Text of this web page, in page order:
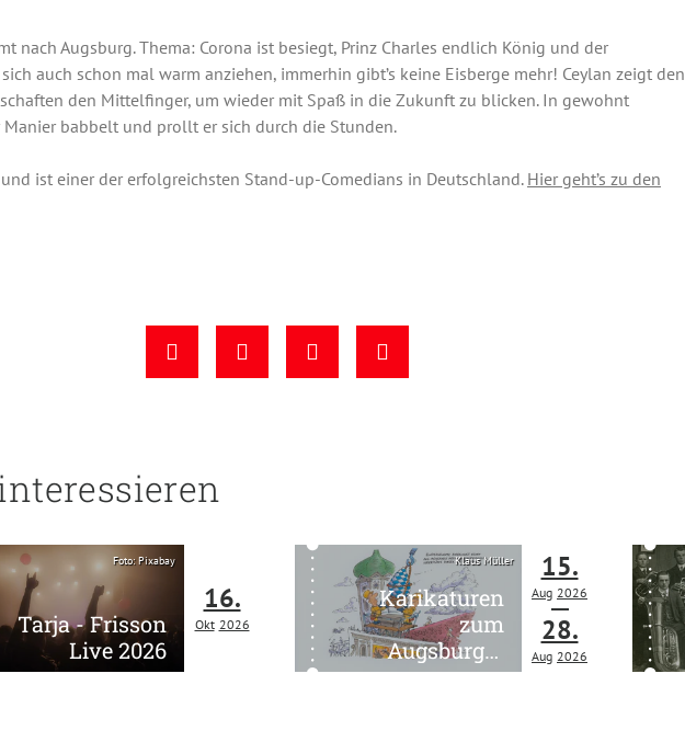
nach Augsburg. Thema: Corona ist besiegt, Prinz Charles endlich König und der
auch schon mal warm anziehen, immerhin gibt’s keine Eisberge mehr! Ceylan zeigt den
den Mittelfinger, um wieder mit Spaß in die Zukunft zu blicken. In gewohnt
Manier babbelt und prollt er sich durch die Stunden.
ist einer der erfolgreichsten Stand-up-Comedians in Deutschland. Hier geht’s zu den
Foto: Pixabay
Tarja - Frisson
Live 2026
16.
Okt 2026
Klaus Müller
Karikaturen
zum
Augsburger
Stadtleben
15.
Aug 2026
28.
Aug 2026